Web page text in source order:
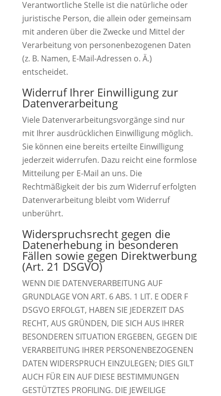
Verantwortliche Stelle ist die natürliche oder
juristische Person, die allein oder gemeinsam
mit anderen über die Zwecke und Mittel der
Verarbeitung von personenbezogenen Daten
(z. B. Namen, E-Mail-Adressen o. Ä.)
entscheidet.
Widerruf Ihrer Einwilligung zur
Datenverarbeitung
Viele Datenverarbeitungsvorgänge sind nur
mit Ihrer ausdrücklichen Einwilligung möglich.
Sie können eine bereits erteilte Einwilligung
jederzeit widerrufen. Dazu reicht eine formlose
Mitteilung per E-Mail an uns. Die
Rechtmäßigkeit der bis zum Widerruf erfolgten
Datenverarbeitung bleibt vom Widerruf
unberührt.
Widerspruchsrecht gegen die
Datenerhebung in besonderen
Fällen sowie gegen Direktwerbung
(Art. 21 DSGVO)
WENN DIE DATENVERARBEITUNG AUF
GRUNDLAGE VON ART. 6 ABS. 1 LIT. E ODER F
DSGVO ERFOLGT, HABEN SIE JEDERZEIT DAS
RECHT, AUS GRÜNDEN, DIE SICH AUS IHRER
BESONDEREN SITUATION ERGEBEN, GEGEN DIE
VERARBEITUNG IHRER PERSONENBEZOGENEN
DATEN WIDERSPRUCH EINZULEGEN; DIES GILT
AUCH FÜR EIN AUF DIESE BESTIMMUNGEN
GESTÜTZTES PROFILING. DIE JEWEILIGE